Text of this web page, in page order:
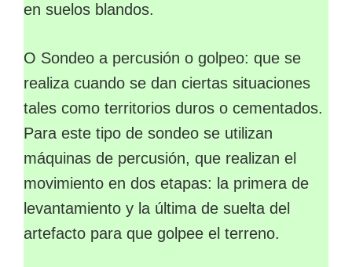
en suelos blandos.
O Sondeo a percusión o golpeo: que se
realiza cuando se dan ciertas situaciones
tales como territorios duros o cementados.
Para este tipo de sondeo se utilizan
máquinas de percusión, que realizan el
movimiento en dos etapas: la primera de
levantamiento y la última de suelta del
artefacto para que golpee el terreno.